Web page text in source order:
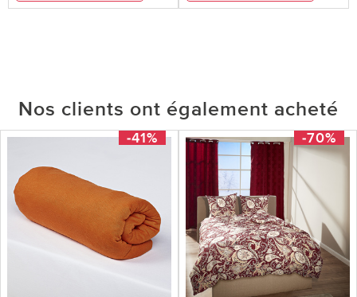
Nos clients ont également acheté
-41% -70%